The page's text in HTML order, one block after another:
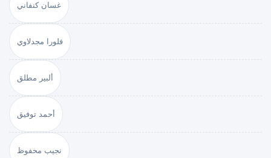
غسان كنفاني
فلورا مجدلاوي
ألبير مطلق
أحمد توفيق
نجيب محفوظ